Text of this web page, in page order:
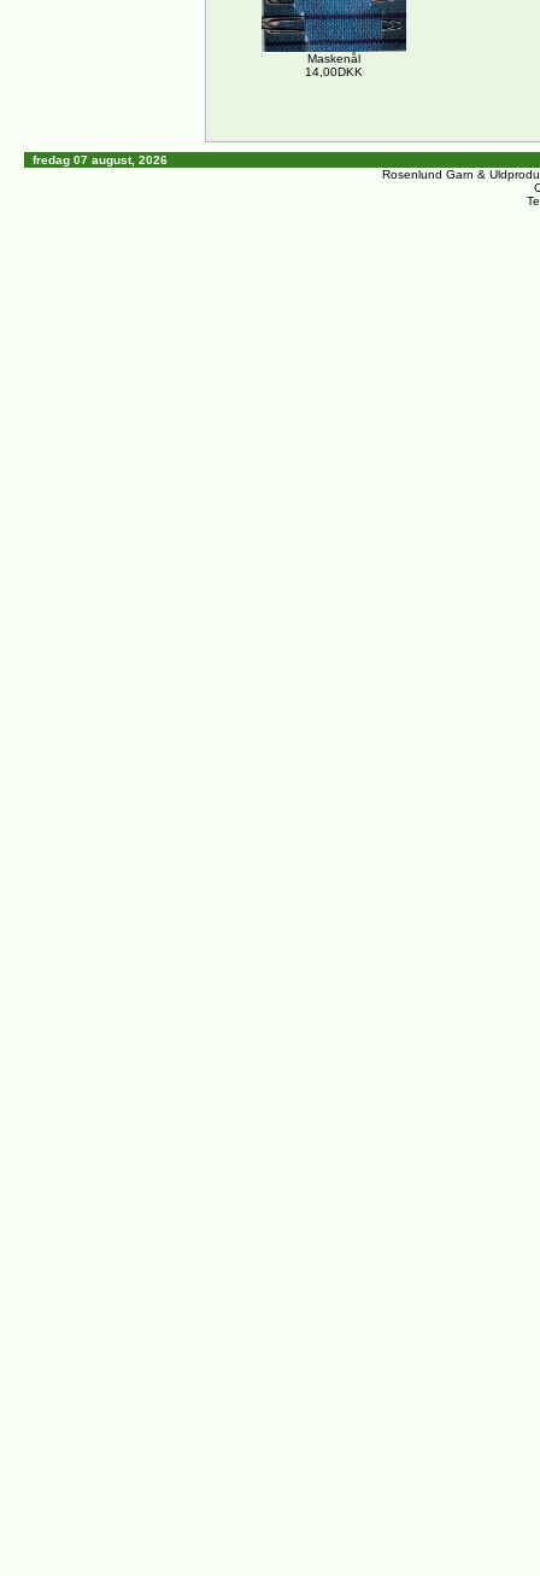
Maskenål
14,00DKK
fredag 07 august, 2026
Rosenlund Garn &